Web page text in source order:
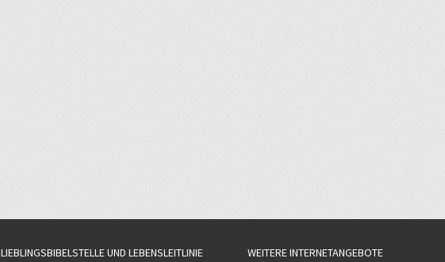
LIEBLINGSBIBELSTELLE UND LEBENSLEITLINIE WEITERE INTERNETANGEBOTE